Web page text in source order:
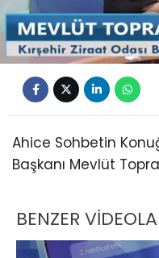
Ahice Sohbetin
Başkanı Mevlüt
BENZER